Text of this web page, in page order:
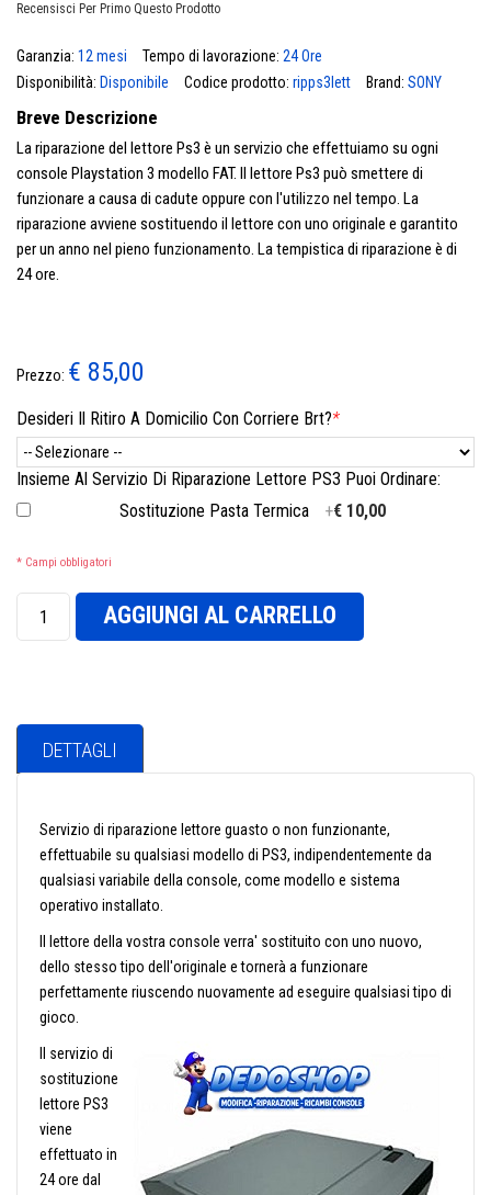
Recensisci Per Primo Questo Prodotto
Garanzia: 12 mesi Tempo di lavorazione: 24 Ore
Disponibilità: Disponibile Codice prodotto: ripps3lett Brand: SONY
Breve Descrizione
La riparazione del lettore Ps3 è un servizio che effettuiamo su ogni
console Playstation 3 modello FAT. Il lettore Ps3 può smettere di
funzionare a causa di cadute oppure con l'utilizzo nel tempo. La
riparazione avviene sostituendo il lettore con uno originale e garantito
per un anno nel pieno funzionamento. La tempistica di riparazione è di
24 ore.
Prezzo: € 85,00
Desideri Il Ritiro A Domicilio Con Corriere Brt?*
Insieme Al Servizio Di Riparazione Lettore PS3 Puoi Ordinare:
Sostituzione Pasta Termica
+€ 10,00
* Campi obbligatori
AGGIUNGI AL CARRELLO
DETTAGLI
Servizio di riparazione lettore guasto o non funzionante,
effettuabile su qualsiasi modello di PS3, indipendentemente da
qualsiasi variabile della console, come modello e sistema
operativo installato.
Il lettore della vostra console verra' sostituito con uno nuovo,
dello stesso tipo dell'originale e tornerà a funzionare
perfettamente riuscendo nuovamente ad eseguire qualsiasi tipo di
gioco.
Il servizio di
sostituzione
lettore PS3
viene
effettuato in
24 ore dal